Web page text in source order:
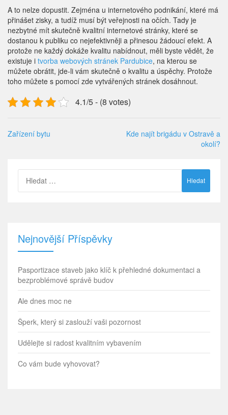
A to nelze dopustit. Zejména u internetového podnikání, které má
přinášet zisky, a tudíž musí být veřejnosti na očích. Tady je
nezbytné mít skutečně kvalitní internetové stránky, které se
dostanou k publiku co nejefektivněji a přinesou žádoucí efekt. A
protože ne každý dokáže kvalitu nabídnout, měli byste vědět, že
existuje i tvorba webových stránek Pardubice, na kterou se
můžete obrátit, jde-li vám skutečně o kvalitu a úspěchy. Protože
toho můžete s pomocí zde vytvářených stránek dosáhnout.
4.1/5 - (8 votes)
Zařízení bytu
Kde najít brigádu v Ostravě a
okolí?
Nejnovější Příspěvky
Pasportizace staveb jako klíč k přehledné dokumentaci a
bezproblémové správě budov
Ale dnes moc ne
Šperk, který si zaslouží vaši pozornost
Udělejte si radost kvalitním vybavením
Co vám bude vyhovovat?